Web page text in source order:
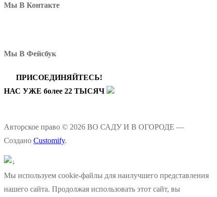
Мы В Контакте
Мы В Фейсбук
ПРИСОЕДИНЯЙТЕСЬ!
НАС УЖЕ более 22 ТЫСЯЧ
Авторское право © 2026 ВО САДУ И В ОГОРОДЕ —
Создано Customify.
Мы используем cookie-файлы для наилучшего представления
нашего сайта. Продолжая использовать этот сайт, вы